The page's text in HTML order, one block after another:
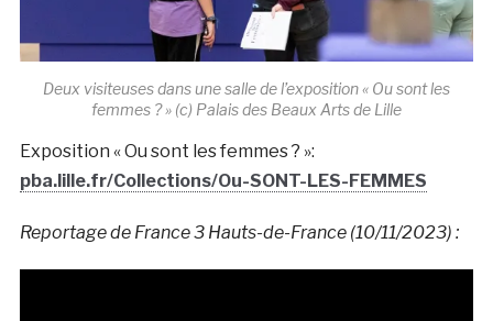
Deux visiteuses dans une salle de l’exposition « Ou sont les
femmes ? » (c) Palais des Beaux Arts de Lille
Exposition « Ou sont les femmes ? »:
pba.lille.fr/Collections/Ou-SONT-LES-FEMMES
Reportage de France 3 Hauts-de-France (10/11/2023) :